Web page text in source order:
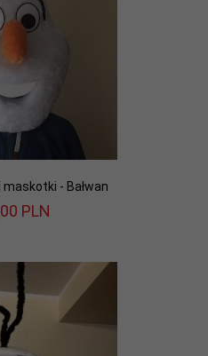
maskotki - Bałwan
00 PLN